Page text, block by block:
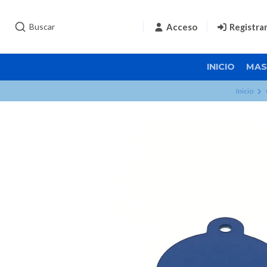
Acceso
INICIO
Inicio